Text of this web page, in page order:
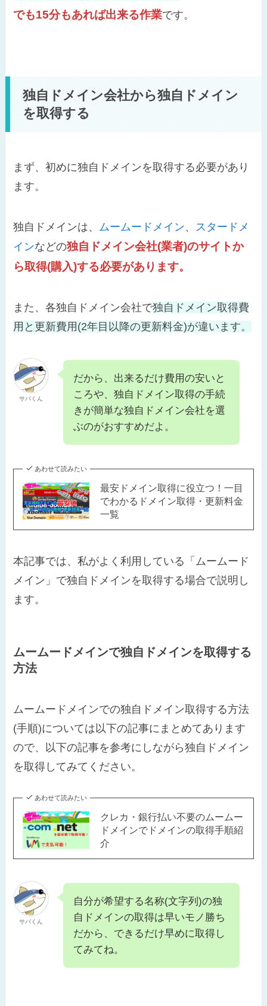
でも15分もあれば出来る作業です。
独自ドメイン会社から独自ドメイン
を取得する
まず、初めに独自ドメインを取得する必要があり
ます。
独自ドメインは、 ムームードメイン、
スタードメ
インなどの独自ドメイン会社(業者)のサイトか
ら取得(購入)する必要があります。
また、各独自ドメイン会社で独自ドメイン取得費
用と更新費用(2年目以降の更新料金)が違います。
サバくん
だから、出来るだけ費用の安いと
ころや、独自ドメイン取得の手続
きが簡単な独自ドメイン会社を選
ぶのがおすすめだよ。
あわせて読みたい
最安ドメイン取得に役立つ！一目
でわかるドメイン取得・更新料金
一覧
本記事では、私がよく利用している「ムームード
メイン」で独自ドメインを取得する場合で説明し
ます。
ムームードメインで独自ドメインを取得する
方法
ムームードメインでの独自ドメイン取得する方法
(手順)については以下の記事にまとめてあります
ので、以下の記事を参考にしながら独自ドメイン
を取得してみてください。
あわせて読みたい
クレカ・銀行払い不要のムームー
ドメインでドメインの取得手順紹
介
サバくん
自分が希望する名称(文字列)の独
自ドメインの取得は早いモノ勝ち
だから、できるだけ早めに取得し
てみてね。